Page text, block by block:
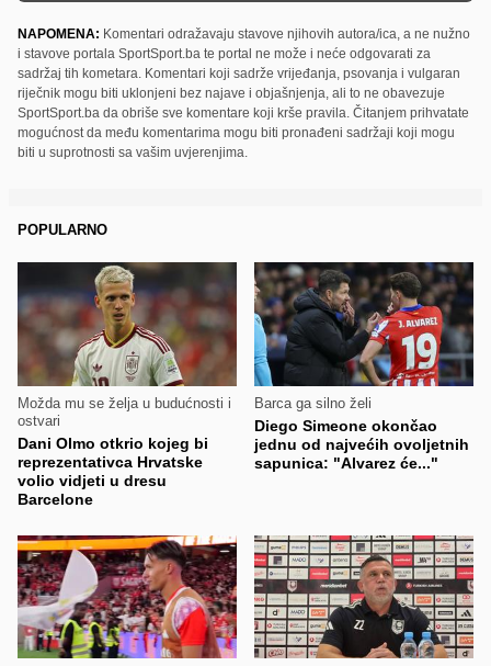
NAPOMENA: Komentari odražavaju stavove njihovih autora/ica, a ne nužno
i stavove portala SportSport.ba te portal ne može i neće odgovarati za
sadržaj tih kometara. Komentari koji sadrže vrijeđanja, psovanja i vulgaran
riječnik mogu biti uklonjeni bez najave i objašnjenja, ali to ne obavezuje
SportSport.ba da obriše sve komentare koji krše pravila. Čitanjem prihvatate
mogućnost da među komentarima mogu biti pronađeni sadržaji koji mogu
biti u suprotnosti sa vašim uvjerenjima.
POPULARNO
Možda mu se želja u budućnosti i
ostvari
Dani Olmo otkrio kojeg bi
reprezentativca Hrvatske
volio vidjeti u dresu
Barcelone
Barca ga silno želi
Diego Simeone okončao
jednu od najvećih ovoljetnih
sapunica: "Alvarez će..."